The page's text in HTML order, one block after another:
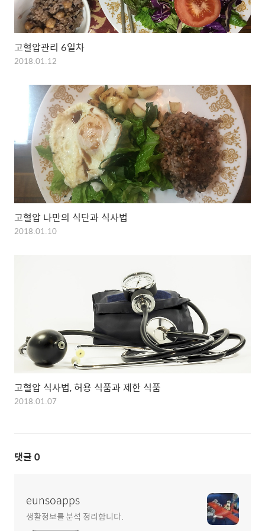
고혈압관리 6일차
2018.01.12
고혈압 나만의 식단과 식사법
2018.01.10
고혈압 식사법, 허용 식품과 제한 식품
2018.01.07
댓글 0
eunsoapps
생활정보를 분석 정리합니다.